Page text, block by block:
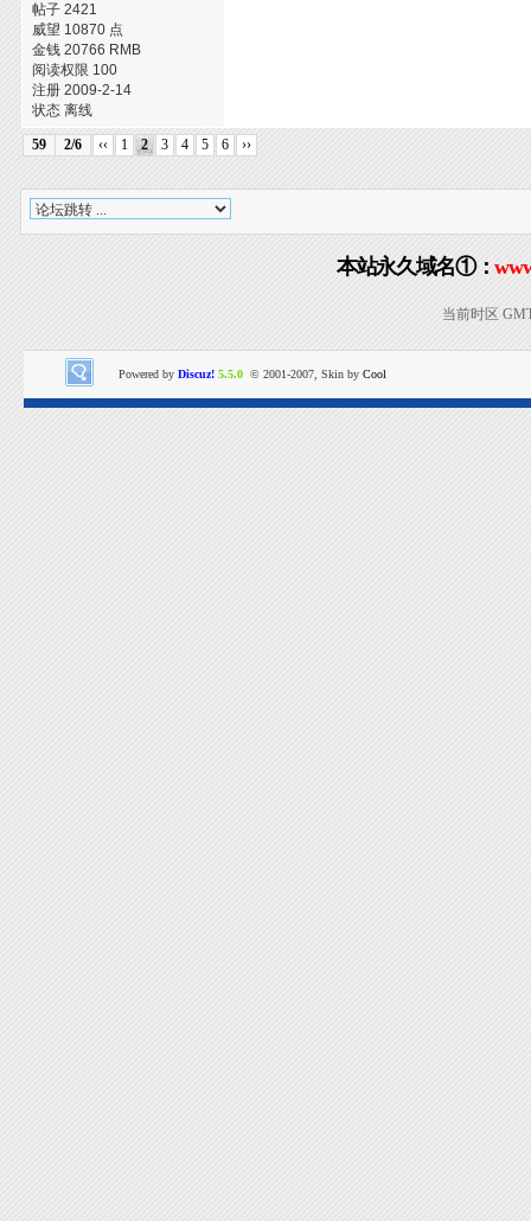
帖子 2421
威望 10870 点
金钱 20766 RMB
阅读权限 100
注册 2009-2-14
状态 离线
59 2/6 ‹‹ 1 2 3 4 5 6 ››
本站永久域名①：
当前时区
Powered by Discuz! 5.5.0 © 2001-2007, Skin by Cool